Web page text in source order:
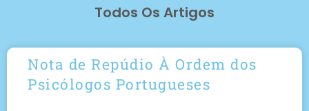
Todos Os Artigos
Nota de Repúdio À Ordem dos
Psicólogos Portugueses